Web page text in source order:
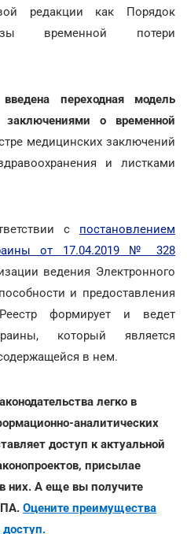
редакции как Порядок
временной потери
введена переходная модель
о временной
медицинских заключений
и листками
с постановлением
от 17.04.2019 № 328
ведения Электронного
и предоставления
формирует и ведет
который является
в нем.
легко в
аналитических
доступ к актуальной
присылае
них. А еще вы получите
Оцените преимущества
доступ.